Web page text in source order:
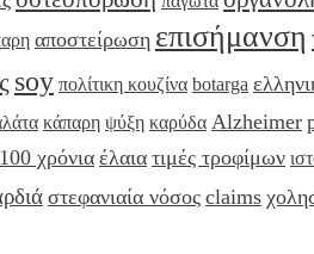
αποστείρωση επισήμανση
soy πολίτικη κουζίνα botarga
κάπαρη ψύξη καρύδα Alzheimer
100 χρόνια έλαια τιμές τροφίμων
στεφανιαία νόσος claims